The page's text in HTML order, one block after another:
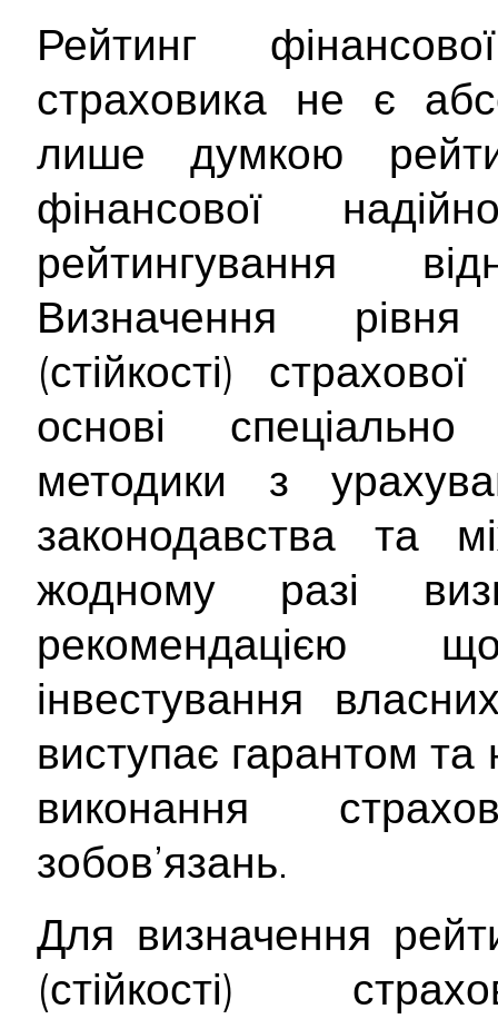
Рейтинг
страховика не є
лише думкою
фінансової
рейтингування
Визначення рівня
(стійкості)
основі спеціально
методики з
законодавства та
жодному разі
рекомендацією
інвестування
виступає гарантом та
виконання
зобов’язань.
Для визначення
(стійкості)